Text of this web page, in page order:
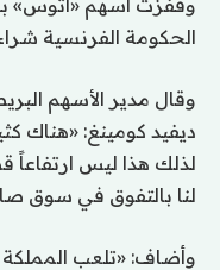
الحكومة الفرنسية
وقال مدير الأسهم
ديفيد كومينغ: «هناك
لذلك هذا ليس
لنا بالتفوق في سوق
وأضاف: «تلعب المملكة